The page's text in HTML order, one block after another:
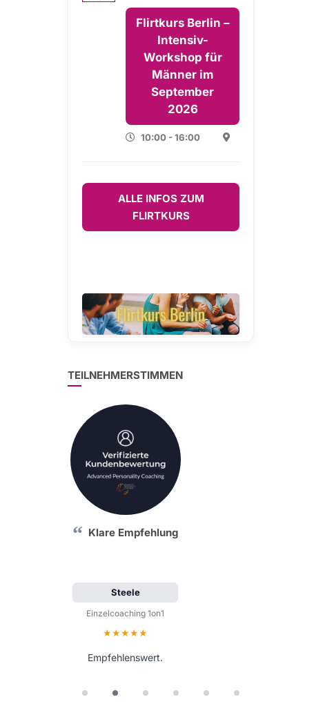
Flirtkurs Berlin –
Intensiv-
Workshop für
Männer im
September
2026
10:00 - 16:00
ALLE INFOS ZUM
FLIRTKURS
TEILNEHMERSTIMMEN
Klare Empfehlung
Steele
Einzelcoaching 1on1
Bewertung: 5 von 5 Sternen
Empfehlenswert.